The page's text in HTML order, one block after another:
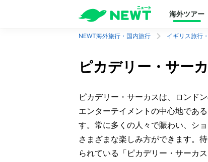
海外ツアー
NEWT海外旅行・国内旅行 イギリス旅行
ピカデリー・サー
ピカデリー・サーカスは、ロンド
エンターテイメントの中心地であ
す。常に多くの人々で賑わい、シ
さまざまな楽しみ方ができます。
られている「ピカデリー・サーカ